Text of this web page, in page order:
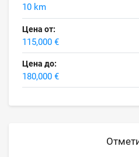
10 km
Цена от:
115,000 €
Цена до:
180,000 €